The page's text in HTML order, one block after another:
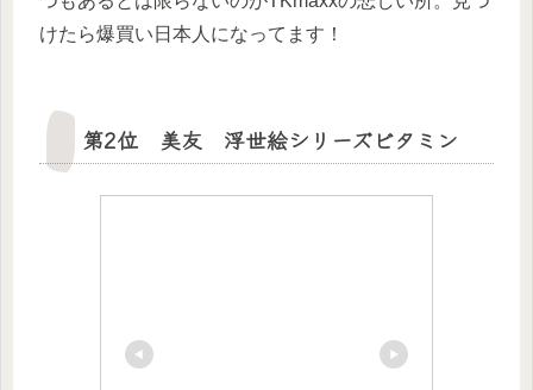
けたら爆買い日本人になってます！
第2位 美友 浮世絵シリーズビタミン